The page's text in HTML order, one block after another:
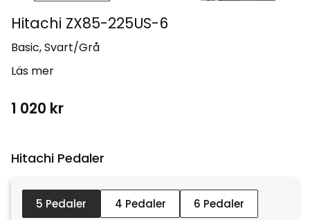
Hitachi ZX85-225US-6
Basic, Svart/Grå
Läs mer
1 020 kr
Hitachi Pedaler :
5 Pedaler 4 Pedaler 6 Pedaler